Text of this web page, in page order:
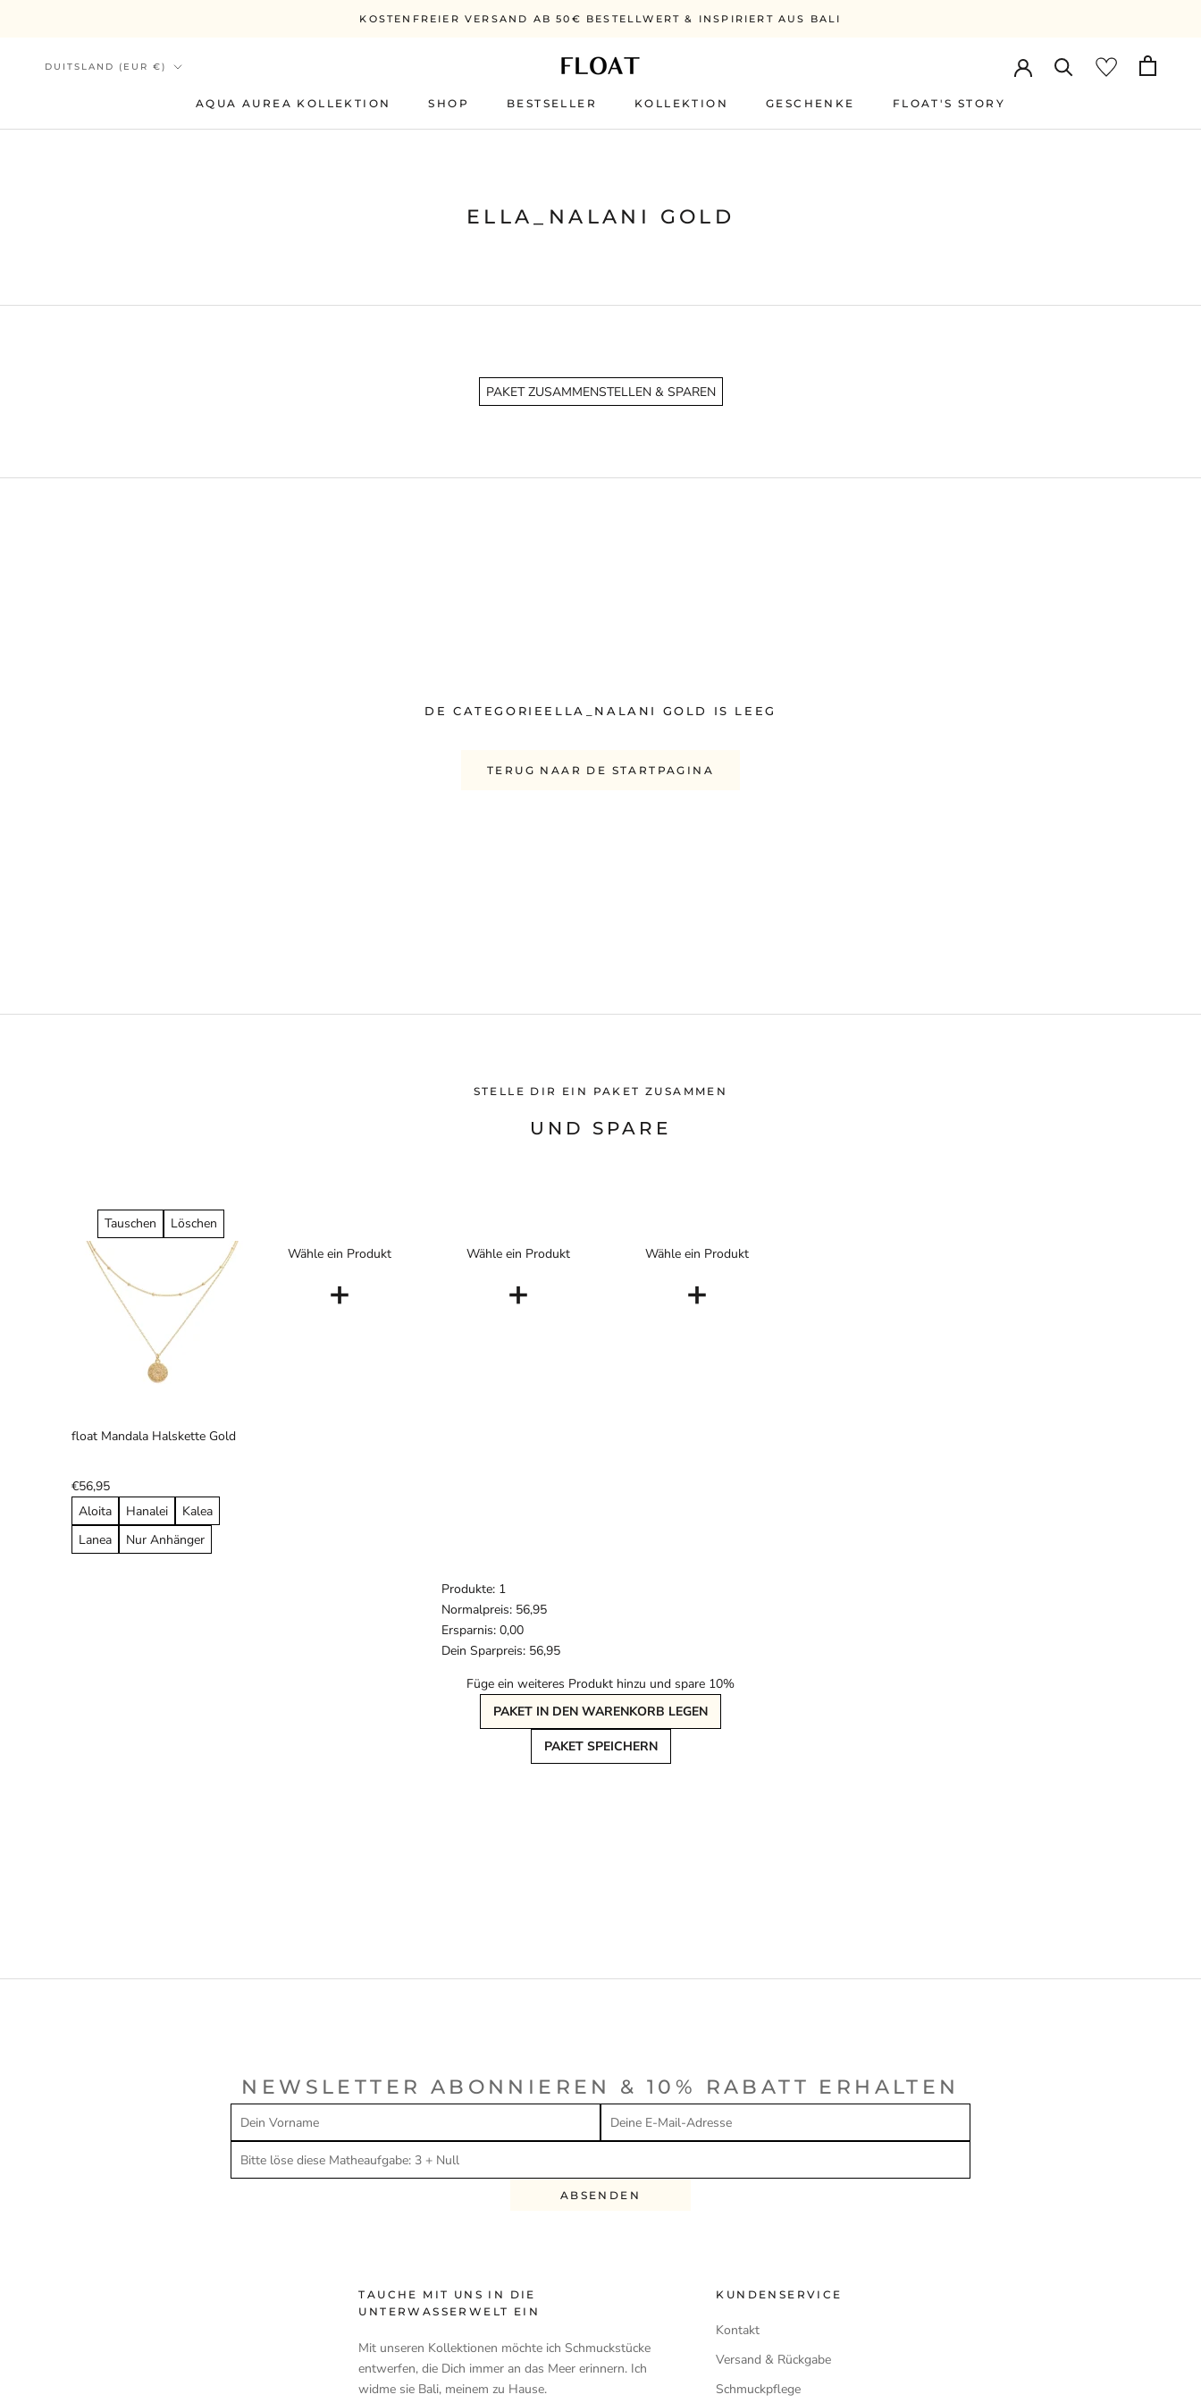
KOSTENFREIER VERSAND AB 50€ BESTELLWERT & INSPIRIERT AUS BALI
AQUA AUREA KOLLEKTION
SHOP
BESTSELLER
KOLLEKTION GESCHENKE
FLOAT'S STORY
Land/regio
DUITSLAND (EUR €)
ELLA_NALANI GOLD
PAKET ZUSAMMENSTELLEN & SPAREN
DE CATEGORIEELLA_NALANI GOLD IS LEEG
TERUG NAAR DE STARTPAGINA
STELLE DIR EIN PAKET ZUSAMMEN
UND SPARE
Tauschen Löschen
float Mandala Halskette Gold
€56,95
Aloita
Hanalei
Kalea
Lanea
Nur Anhänger
Wähle ein Produkt
+
Wähle ein Produkt
+
Wähle ein Produkt
+
Produkte: 1
Normalpreis: 56,95
Ersparnis: 0,00
Dein Sparpreis: 56,95
Füge ein weiteres Produkt hinzu und spare 10%
PAKET IN DEN WARENKORB LEGEN
PAKET SPEICHERN
NEWSLETTER ABONNIEREN & 10% RABATT ERHALTEN
ABSENDEN
TAUCHE MIT UNS IN DIE
UNTERWASSERWELT EIN
Mit unseren Kollektionen möchte ich Schmuckstücke
entwerfen, die Dich immer an das Meer erinnern. Ich
widme sie Bali, meinem zu Hause.
KUNDENSERVICE
Kontakt
Versand & Rückgabe
Schmuckpflege